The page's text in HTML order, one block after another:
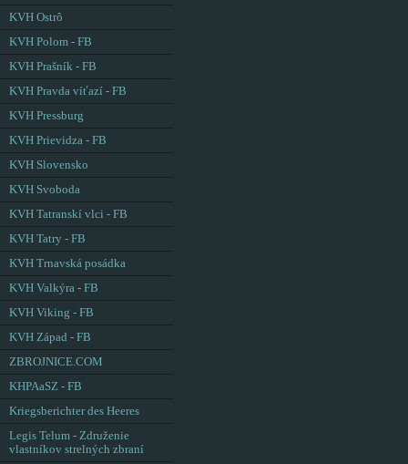
KVH Ostrô
KVH Polom - FB
KVH Prašník - FB
KVH Pravda víťazí - FB
KVH Pressburg
KVH Prievidza - FB
KVH Slovensko
KVH Svoboda
KVH Tatranskí vlci - FB
KVH Tatry - FB
KVH Trnavská posádka
KVH Valkýra - FB
KVH Viking - FB
KVH Západ - FB
ZBROJNICE.COM
KHPAaSZ - FB
Kriegsberichter des Heeres
Legis Telum - Združenie
vlastníkov strelných zbraní